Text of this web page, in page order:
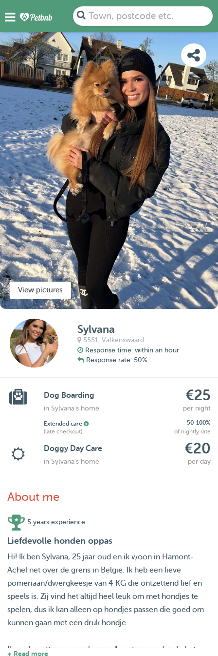
Town, postcode etc.
PHOTOS DETAILS
View pictures
Sylvana
5551,Valkenswaard
Response time: within an hour
Response rate: 50%
Dog Boarding €25
in Sylvana's home per night
Extended care
50-100%
(late checkout)
of nightly rate
Doggy Day Care €20
in Sylvana's home per day
About me
5 years experience
Liefdevolle honden oppas
Hi! Ik ben Sylvana, 25 jaar oud en ik woon in Hamont-
Achel net over de grens in België. Ik heb een lieve
pomeriaan/dwergkeesje van 4 KG die ontzettend lief en
speels is. Zij vind het altijd heel leuk om met hondjes te
spelen, dus ik kan alleen op hondjes passen die goed om
kunnen gaan met een druk hondje.
Ik werk parttime en vaak maar 4 uurtjes per dag. In het
+ Read more